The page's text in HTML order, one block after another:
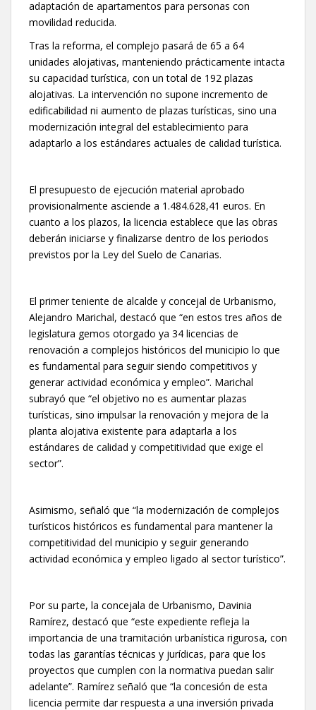
adaptación de apartamentos para personas con
movilidad reducida.
Tras la reforma, el complejo pasará de 65 a 64
unidades alojativas, manteniendo prácticamente intacta
su capacidad turística, con un total de 192 plazas
alojativas. La intervención no supone incremento de
edificabilidad ni aumento de plazas turísticas, sino una
modernización integral del establecimiento para
adaptarlo a los estándares actuales de calidad turística.
El presupuesto de ejecución material aprobado
provisionalmente asciende a 1.484.628,41 euros. En
cuanto a los plazos, la licencia establece que las obras
deberán iniciarse y finalizarse dentro de los periodos
previstos por la Ley del Suelo de Canarias.
El primer teniente de alcalde y concejal de Urbanismo,
Alejandro Marichal, destacó que “en estos tres años de
legislatura gemos otorgado ya 34 licencias de
renovación a complejos históricos del municipio lo que
es fundamental para seguir siendo competitivos y
generar actividad económica y empleo”. Marichal
subrayó que “el objetivo no es aumentar plazas
turísticas, sino impulsar la renovación y mejora de la
planta alojativa existente para adaptarla a los
estándares de calidad y competitividad que exige el
sector”.
Asimismo, señaló que “la modernización de complejos
turísticos históricos es fundamental para mantener la
competitividad del municipio y seguir generando
actividad económica y empleo ligado al sector turístico”.
Por su parte, la concejala de Urbanismo, Davinia
Ramírez, destacó que “este expediente refleja la
importancia de una tramitación urbanística rigurosa, con
todas las garantías técnicas y jurídicas, para que los
proyectos que cumplen con la normativa puedan salir
adelante”. Ramírez señaló que “la concesión de esta
licencia permite dar respuesta a una inversión privada